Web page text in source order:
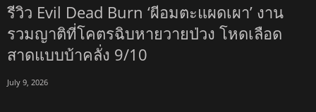
รีวิว Evil Dead Burn ‘ผีอมตะแผดเผา’ งาน
รวมญาติที่โคตรฉิบหายวายป่วง โหดเลือด
สาดแบบบ้าคลั่ง 9/10
July 9, 2026